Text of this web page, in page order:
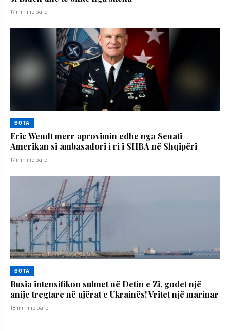
17 min më parë
BOTA
Eric Wendt merr aprovimin edhe nga Senati
Amerikan si ambasadori i ri i SHBA në Shqipëri
17 min më parë
BOTA
Rusia intensifikon sulmet në Detin e Zi, godet një
anije tregtare në ujërat e Ukrainës! Vritet një marinar
18 min më parë